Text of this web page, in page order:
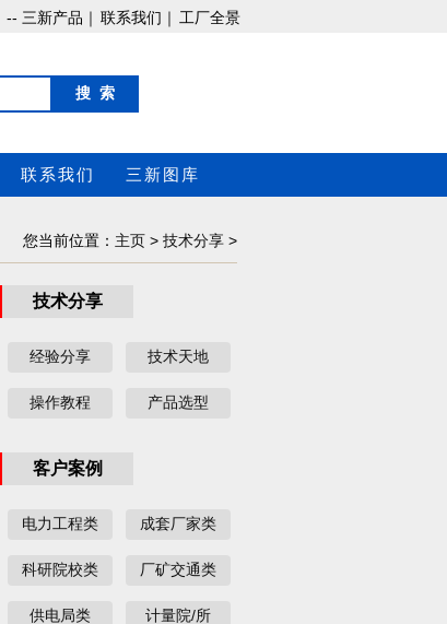
-- 三新产品｜ 联系我们｜ 工厂全景
搜 索
联系我们 三新图库
您当前位置： 主页 > 技术分享 >
技术分享
经验分享 技术天地
操作教程 产品选型
客户案例
电力工程类 成套厂家类
科研院校类 厂矿交通类
供电局类 计量院/所